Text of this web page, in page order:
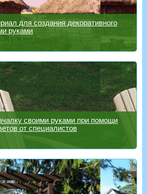
для создания декоративного
руками
своими руками при помощи
от специалистов